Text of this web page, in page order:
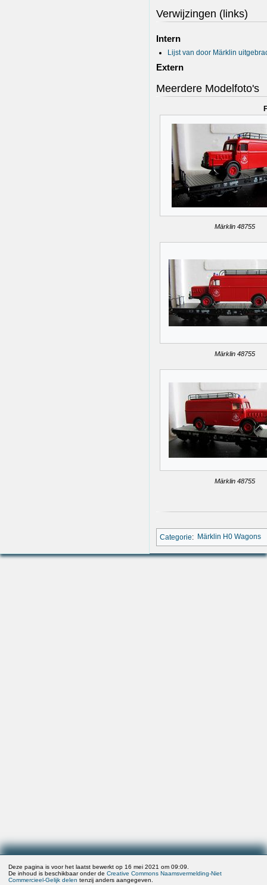
Verwijzingen (links)
Intern
Lijst van door Märklin
Extern
Meerdere Modelfoto's
Märklin 48755
Märklin 48755
Märklin 48755
Categorie: Märklin H0 Wagons
Deze pagina is voor het laatst bewerkt op 16 mei 2021 om 09:09.
De inhoud is beschikbaar onder deCreative Commons Naamsvermelding-Niet
Commercieel-Gelijk delen tenzij anders aangegeven.